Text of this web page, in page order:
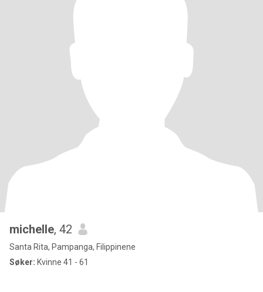
michelle, 42
Santa Rita, Pampanga, Filippinene
Søker: Kvinne 41 - 61